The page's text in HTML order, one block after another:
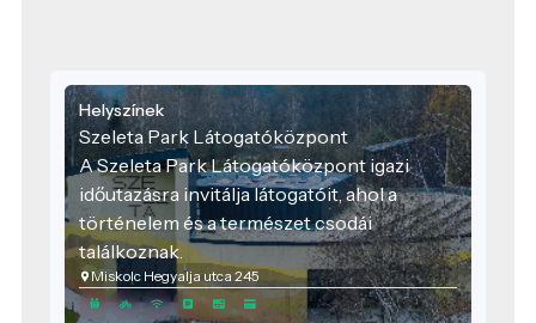
Helyszínek
Szeleta Park Látogatóközpont
A Szeleta Park Látogatóközpont igazi
időutazásra invitálja látogatóit, ahol a
történelem és a természet csodái
találkoznak.
Miskolc Hegyalja utca 245